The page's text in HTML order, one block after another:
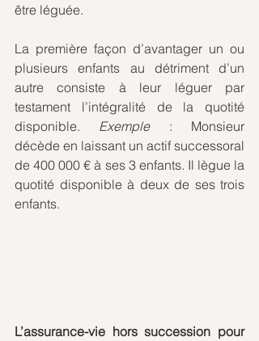
être léguée.
La première façon d’avantager un ou
plusieurs enfants au détriment d’un
autre consiste à leur léguer par
testament l’intégralité de la quotité
disponible. Exemple : Monsieur
décède en laissant un actif successoral
de 400 000 € à ses 3 enfants. Il lègue la
quotité disponible à deux de ses trois
enfants.
L’assurance-vie hors succession pour